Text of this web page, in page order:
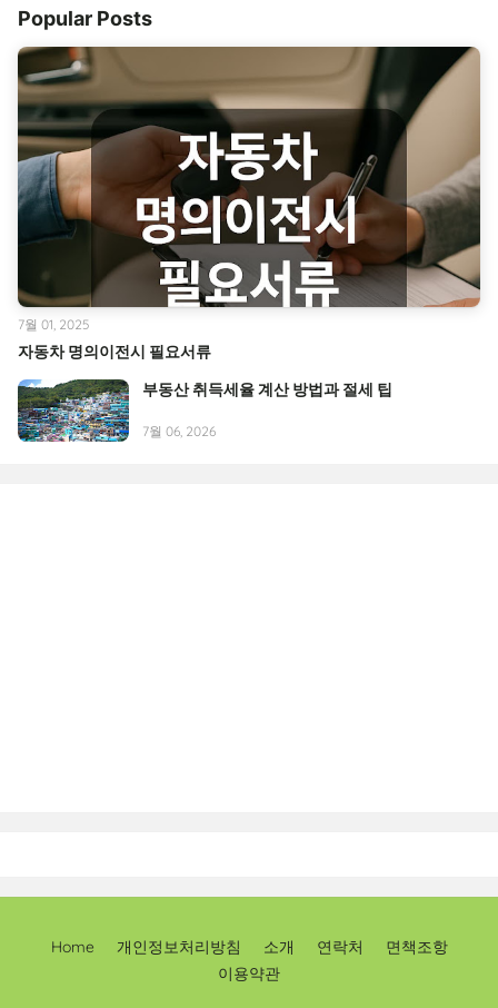
Popular Posts
자동차 명의이전시 필요서류
7월 01, 2025
부동산 취득세율 계산 방법과 절세 팁
7월 06, 2026
Home 개인정보처리방침 소개 연락처
면책조항
이용약관